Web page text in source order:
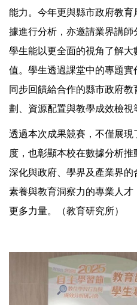
能力。今年更與縣市政府教
據進行分析，亦邀請業界講
學生能以更全面的視角了解
值。學生透過課堂中的專題
同步回饋給合作的縣市政府
劃、資源配置與教學成效檢
透過本次成果競賽，不僅展
度，也彰顯本校在數據分析
深化與政府、學界及產業界
素養與教育洞察力的專業人
更多力量。（教育研究所）